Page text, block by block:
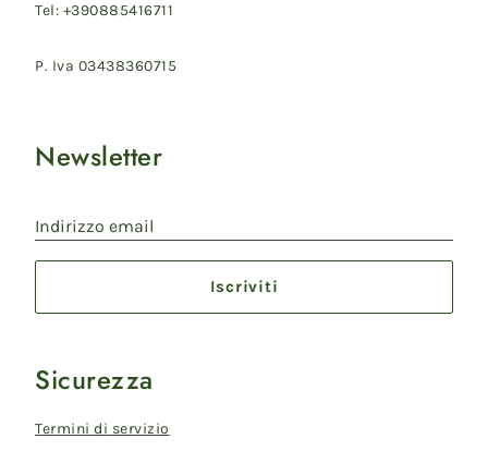
Tel: +390885416711
P. Iva 03438360715
Newsletter
Indirizzo email
Iscriviti
Sicurezza
Termini di servizio